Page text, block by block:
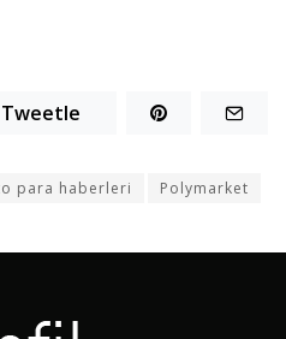
Tweetle
para haberleri Polymarket